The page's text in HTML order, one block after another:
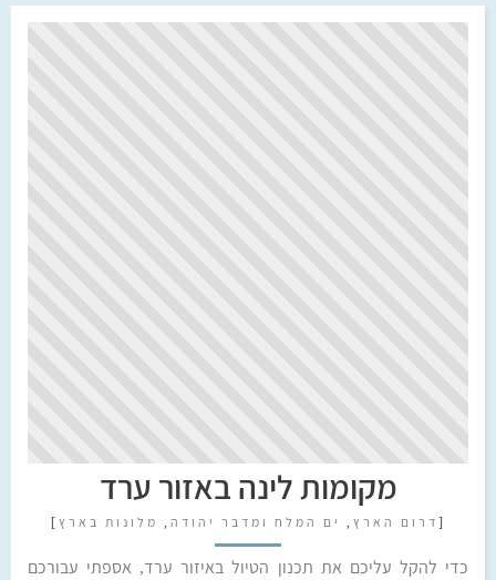
מקומות לינה באזור ערד
[ דרום הארץ , ים המלח ומדבר יהודה , מלונות בארץ ]
כדי להקל עליכם את תכנון הטיול באיזור ערד, אספתי עבורכם